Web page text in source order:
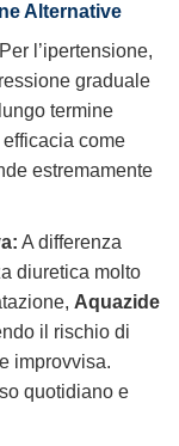
Alternative
Per l’ipertensione,
graduale
termine
come
estremamente
A differenza
diuretica molto
Aquazide
il rischio di
improvvisa.
quotidiano e